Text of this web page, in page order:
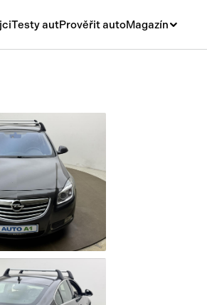
Testy autPrověřit autoMagazín
Ojetiny
Auto a život
Videa